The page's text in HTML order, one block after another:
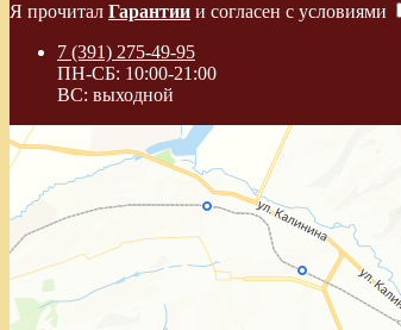
Я прочитал Гарантии и согласен с условиями
7 (391) 275-49-95
ПН-СБ: 10:00-21:00
ВС: выходной